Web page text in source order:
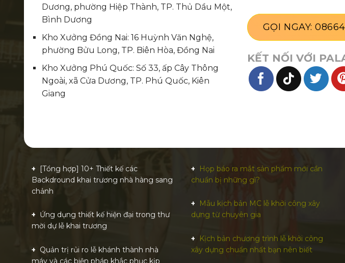
Dương, phường Hiệp Thành, TP. Thủ Dầu Một,
Bình Dương
Kho Xưởng Đồng Nai: 16 Huỳnh Văn Nghệ,
phường Bửu Long, TP. Biên Hòa, Đồng Nai
Kho Xưởng Phú Quốc: Số 33, ấp Cây Thông
Ngoài, xã Cửa Dương, TP. Phú Quốc, Kiên
Giang
GỌI NGAY:
KẾT NỐI VỚI
[Tổng hợp] 10+ Thiết kế các
Backdround khai trương nhà hàng sang
chảnh
Ứng dụng thiết kế hiện đại trong thư
mời dự lễ khai trương
Quản trị rủi ro lễ khánh thành nhà
máy và các biện pháp khắc phục kịp
Họp báo ra mắt sản phẩm mới cần
chuẩn bị những gì?
Mẫu kịch bản MC lễ khởi công xây
dựng từ chuyên gia
Kịch bản chương trình lễ khởi công
xây dựng chuẩn nhất bạn nên biết